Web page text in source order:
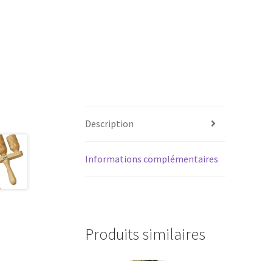
Description
Informations complémentaires
Produits similaires